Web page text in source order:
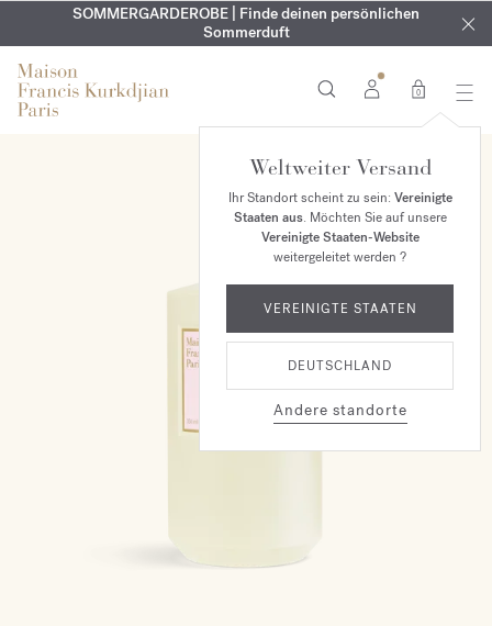
EXKLUSIV | Erhalten Sie OUD velvet moodin Ihrer Bestellung*
KOSTENLOSE GRAVUR | Auf alle Düfte und Körperöle bis zum
9. August
SOMMERGARDEROBE | Finde deinen persönlichen
Sommerduft
0
Weltweiter Versand
Ihr Standort scheint zu sein: Vereinigte
Staaten aus. Möchten Sie auf unsere
Vereinigte Staaten-Website
weitergeleitet werden ?
VEREINIGTE STAATEN
DEUTSCHLAND
Andere standorte